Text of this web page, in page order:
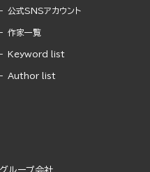
公式SNSアカウント
作家一覧
Keyword list
Author list